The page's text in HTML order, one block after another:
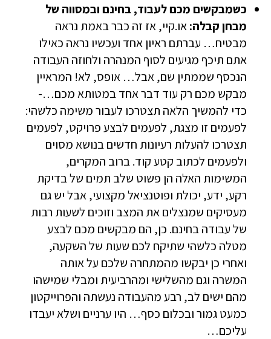
כשמבקשים מכם לעבוד, בחינם ובמסווה של
מבחן קבלה:או.קיי, אז זה כבר באמת נראה
מבטיח… עברתם ראיון אחד ועכשיו נראה כאילו
אתם תיכף מגיעים לסוף המנהרה ולחוזה העבודה
הנכסף שממתין שם, אבל… אופס, לא! המראיין
מבקש מכם רק עוד דבר אחד במטותא מכם…-
כדי להמשיך הלאה תצטרכו לעבור משימה כלשהי:
לפעמים זו מצגת, לפעמים לבצע פרויקט, לפעמים
תצטרכו להעלות רעיונות חדשים בנושא מסוים
ולפעמים לכתוב קטע קוד. ברוב המקרים,
המשימות האלה הן פשוט שלב תמים של בדיקת
רקע, ידע, יכולת ופוטנציאל מקצועי, אבל יש גם
מעסיקים שמנצלים את המצב וזוכים לשעות רבות
של עבודה בחינם. כן, הם מבקשים מכם לבצע
מטלה כלשהי שתיקח לכם שעות של השקעה,
ואחרי כן יבקשו מהמתחרה שלכם על אותה
המשרה וגם מהשלישי ומהרביעית ומבלי שמישהו
מהם ישים לב, רבע מהעבודה נעשתה והפרוייקטון
כמעט גמור ובכלום כסף… היו ערניים ושלא יעבדו
עליכם…